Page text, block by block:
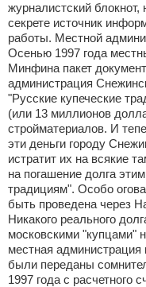
журналистский блокнот,
секрете источник
работы. Местной
Осенью 1997 года
Минфина пакет
администрация
"Русские купеческие
(или 13 миллионов
стройматериалов. И
эти деньги городу
истратит их на всякие
на погашение долга
традициям". Особо
быть проведена через
Никакого реального
московскими "купцами"
местная
были переданы
1997 года с расчетного